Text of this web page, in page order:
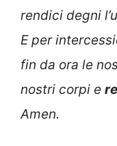
rendici degni
E per
fin da ora le
nostri corpi e
Amen.